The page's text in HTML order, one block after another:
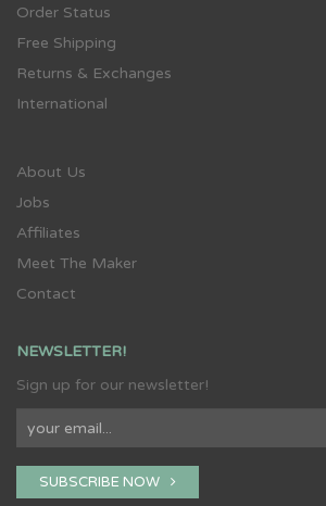
Order Status
Free Shipping
Returns & Exchanges
International
About Us
Jobs
Affiliates
Meet The Maker
Contact
NEWSLETTER!
Sign up for our newsletter!
SUBSCRIBE NOW